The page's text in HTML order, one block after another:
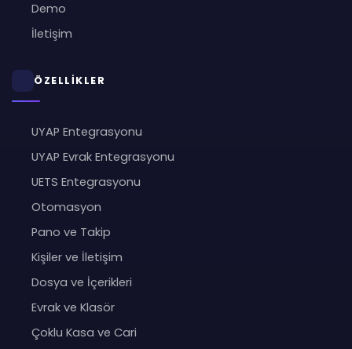
Demo
İletişim
ÖZELLİKLER
UYAP Entegrasyonu
UYAP Evrak Entegrasyonu
UETS Entegrasyonu
Otomasyon
Pano ve Takip
Kişiler ve İletişim
Dosya ve İçerikleri
Evrak ve Klasör
Çoklu Kasa ve Cari